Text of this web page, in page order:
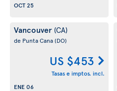
OCT 25
Vancouver (CA)
de Punta Cana(DO)
US $453
Tasas e imptos. incl.
ENE 06